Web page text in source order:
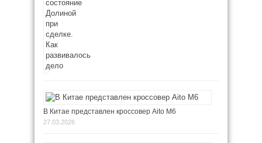
В Китае представлен кроссовер Aito M6
27.03.2026